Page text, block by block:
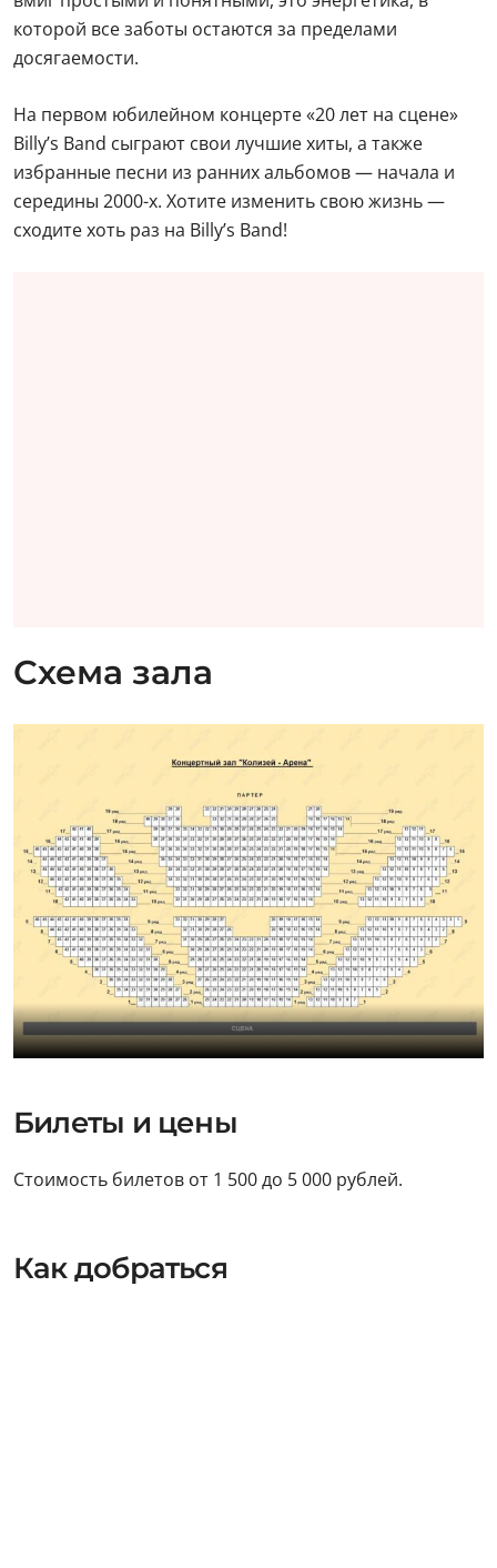
которой все заботы остаются за пределами
досягаемости.
На первом юбилейном концерте «20 лет на сцене»
Billy’s Band сыграют свои лучшие хиты, а также
избранные песни из ранних альбомов — начала и
середины 2000-х. Хотите изменить свою жизнь —
сходите хоть раз на Billy’s Band!
Схема зала
Билеты и цены
Стоимость билетов от 1 500 до 5 000 рублей.
Как добраться